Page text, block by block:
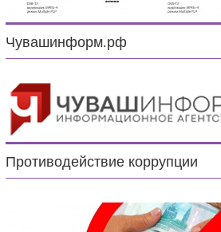
Чувашинформ.рф
Противодействие коррупции